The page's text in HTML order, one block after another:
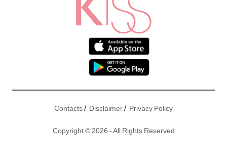
Contacts/ Disclaimer/ Privacy Policy
Copyright © 2026 - All Rights Reserved